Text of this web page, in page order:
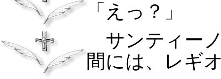
「えっ？」
サンティー
間には、レギ